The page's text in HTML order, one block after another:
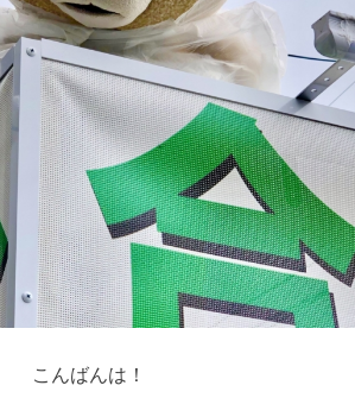
こんばんは！